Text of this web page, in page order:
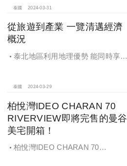
泰國 2024-03-31
從旅遊到產業 一覽清邁經濟
概況
泰北地區利用地理優勢 能同時享有
泰國 2024-03-29
柏悅灣IDEO CHARAN 70
RIVERVIEW即將完售的曼谷
美宅開箱！
柏悅灣IDEO CHARAN 70